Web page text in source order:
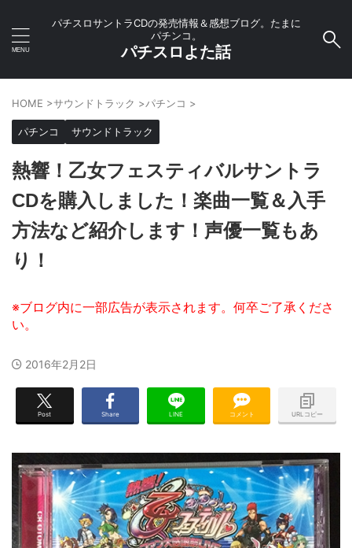
パチスロサントラCDの発売情報＆感想ブログ。たまに
パチンコ。
パチスロよた話
HOME >サウンドトラック >パチンコ >
パチンコ サウンドトラック
熱響！乙女フェスティバルサントラ
CDを購入しました！楽曲一覧＆入手
方法など紹介します！声優一覧もあ
り！
2016年2月2日
Post Share LINE コメント URLコピー